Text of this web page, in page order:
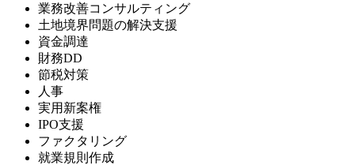
業務改善コンサルティング
土地境界問題の解決支援
資金調達
財務DD
節税対策
人事
実用新案権
IPO支援
ファクタリング
就業規則作成